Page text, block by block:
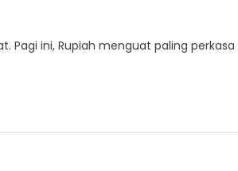
Pagi ini, Rupiah menguat paling